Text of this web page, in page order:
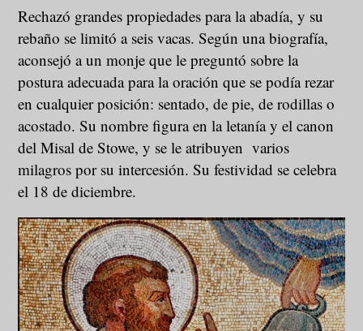
Rechazó grandes propiedades para la abadía, y su
rebaño se limitó a seis vacas. Según una biografía,
aconsejó a un monje que le preguntó sobre la
postura adecuada para la oración que se podía rezar
en cualquier posición: sentado, de pie, de rodillas o
acostado. Su nombre figura en la letanía y el canon
del Misal de Stowe, y se le atribuyen varios
milagros por su intercesión. Su festividad se celebra
el 18 de diciembre.